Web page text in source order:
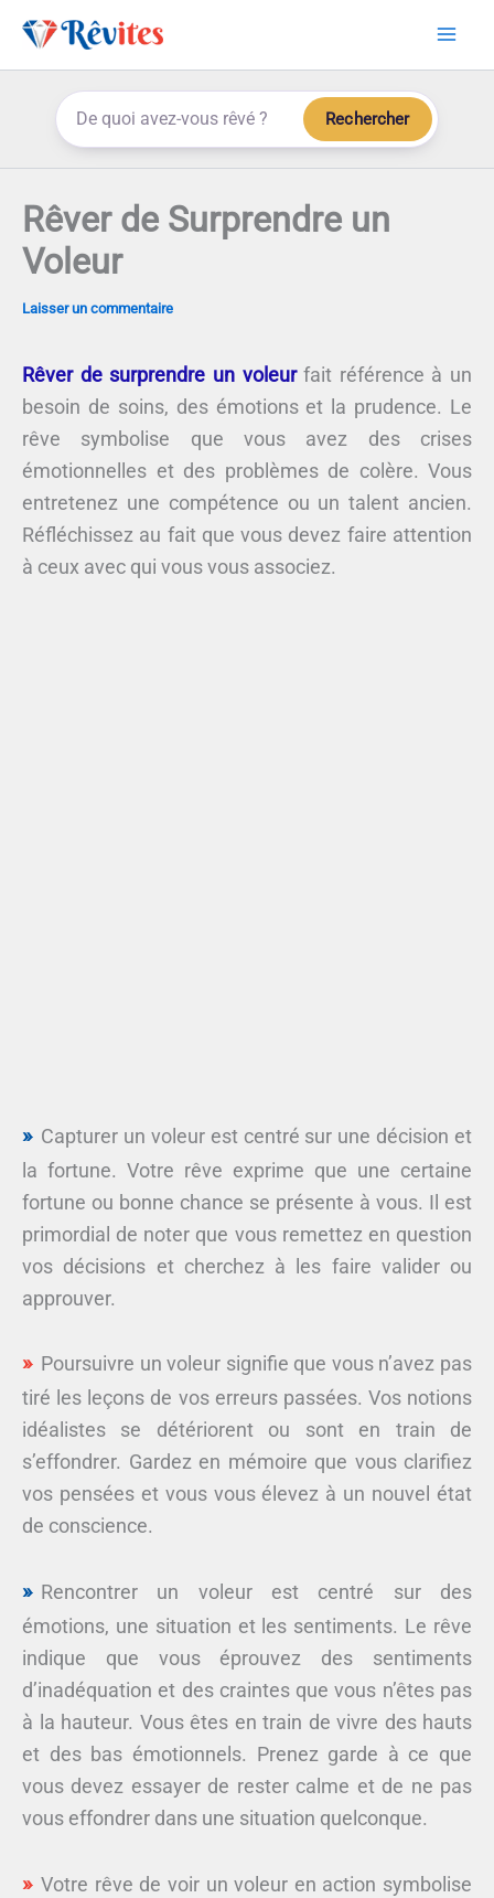
Aller
Rechercher
Rêver de Surprendre un
Voleur
Laisser un commentaire
Rêver de surprendre un voleurfait référence à un
besoin de soins, des émotions et la prudence. Le
rêve symbolise que vous avez des crises
émotionnelles et des problèmes de colère. Vous
entretenez une compétence ou un talent ancien.
Réfléchissez au fait que vous devez faire attention
à ceux avec qui vous vous associez.
Capturer un voleur est centré sur une décision et
la fortune. Votre rêve exprime que une certaine
fortune ou bonne chance se présente à vous. Il est
primordial de noter que vous remettez en question
vos décisions et cherchez à les faire valider ou
approuver.
Poursuivre un voleur signifie que vous n’avez pas
tiré les leçons de vos erreurs passées. Vos notions
idéalistes se détériorent ou sont en train de
s’effondrer. Gardez en mémoire que vous clarifiez
vos pensées et vous vous élevez à un nouvel état
de conscience.
Rencontrer un voleur est centré sur des
émotions, une situation et les sentiments. Le rêve
indique que vous éprouvez des sentiments
d’inadéquation et des craintes que vous n’êtes pas
à la hauteur. Vous êtes en train de vivre des hauts
et des bas émotionnels. Prenez garde à ce que
vous devez essayer de rester calme et de ne pas
vous effondrer dans une situation quelconque.
Votre rêve de voir un voleur en action symbolise